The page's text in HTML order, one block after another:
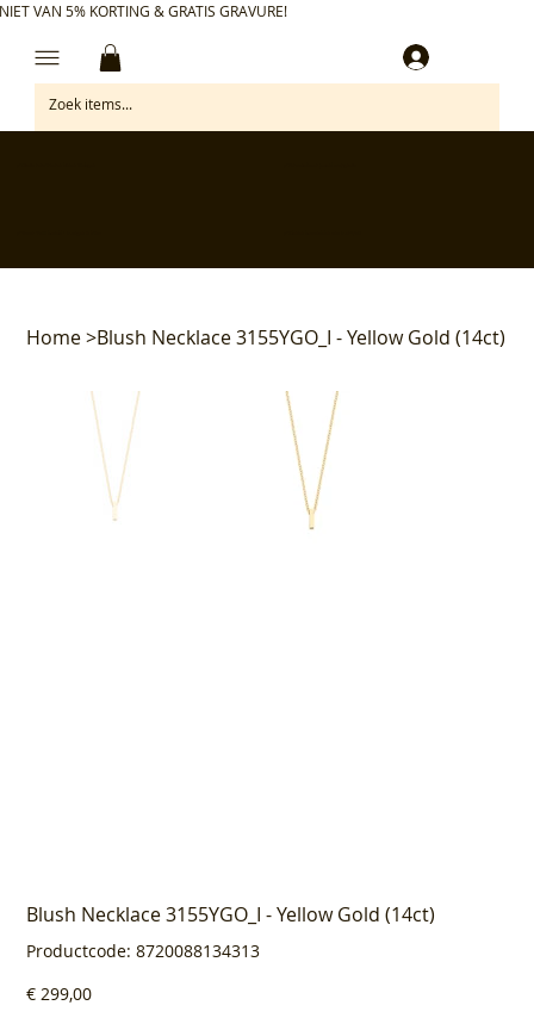
VAN 5% KORTING & GRATIS GRAVURE!
Home>Blush Necklace 3155YGO_I - Yellow Gold (14ct)
Blush Necklace 3155YGO_I - Yellow Gold (14ct)
Productcode: Productcode
8720088134313
8720088134313
Prijs
€ 299,00